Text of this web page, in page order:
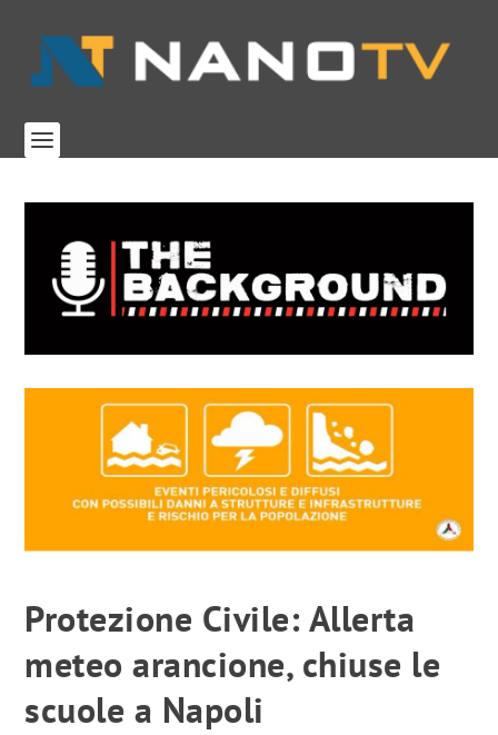
Protezione Civile: Allerta
meteo arancione, chiuse le
scuole a Napoli